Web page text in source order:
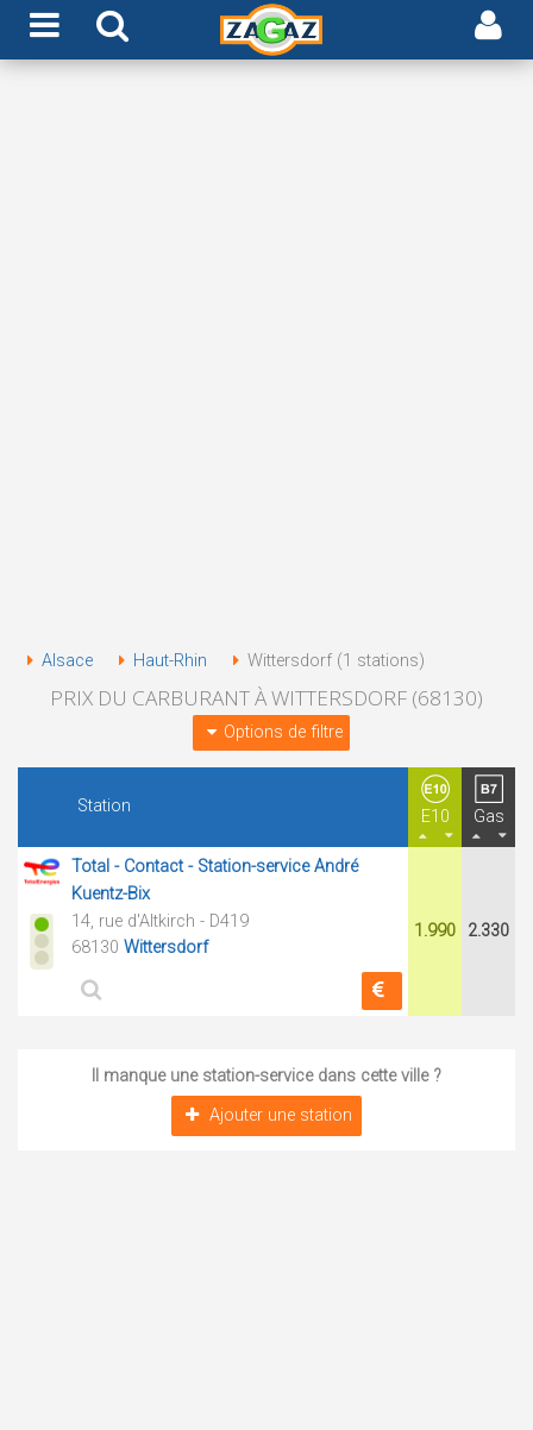
Alsace Haut-Rhin Wittersdorf (1 stations)
PRIX DU CARBURANT À WITTERSDORF (68130)
Options de filtre
Station
E10 Gas
Total - Contact - Station-service André
Kuentz-Bix
14, rue d'Altkirch - D419
68130 Wittersdorf
1.990 2.330
Il manque une station-service dans cette ville ?
Ajouter une station